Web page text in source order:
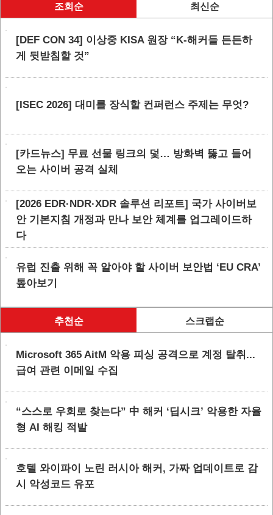
조회순 최신순
[DEF CON 34] 이상중 KISA 원장 “K-해커들 든든하
게 뒷받침할 것”
[ISEC 2026] 대미를 장식할 컨퍼런스 주제는 무엇?
[카드뉴스] 무료 선물 링크의 덫… 방화벽 뚫고 들어
오는 사이버 공격 실체
[2026 EDR·NDR·XDR 솔루션 리포트] 국가 사이버보
안 기본지침 개정과 만나 보안 체계를 업그레이드하
다
유럽 진출 위해 꼭 알아야 할 사이버 보안법 ‘EU CRA’
톺아보기
추천순 스크랩순
Microsoft 365 AitM 악용 피싱 공격으로 계정 탈취...
급여 관련 이메일 수집
“스스로 우회로 찾는다” 中 해커 ‘딥시크’ 악용한 자율
형 AI 해킹 적발
호텔 와이파이 노린 러시아 해커, 가짜 업데이트로 감
시 악성코드 유포